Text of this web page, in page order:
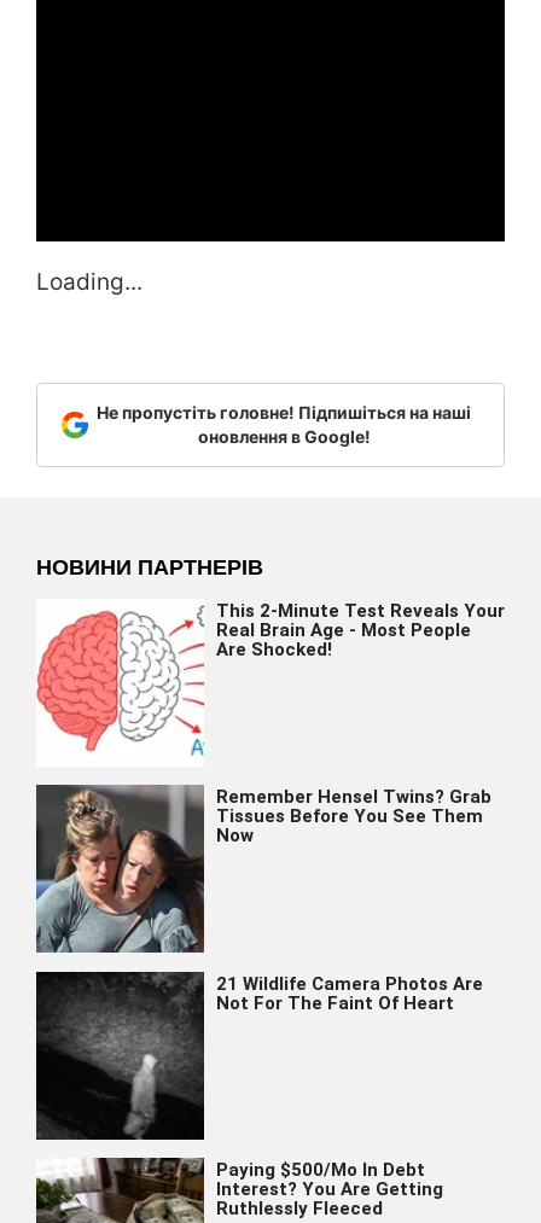
Loading...
Не пропустіть головне! Підпишіться на наші
оновлення в Google!